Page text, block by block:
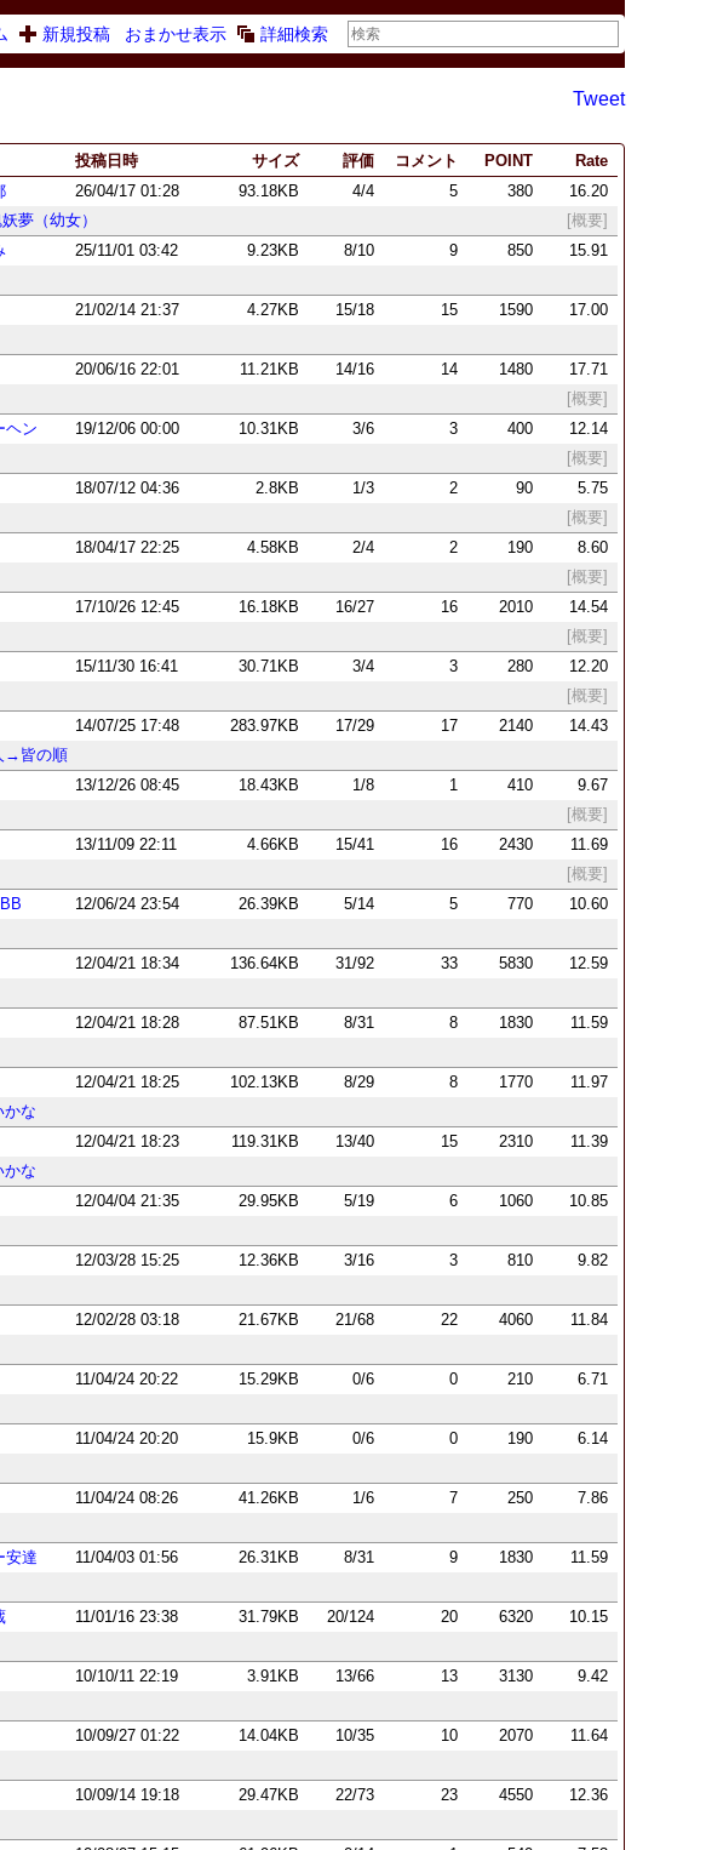
新規投稿 おまかせ表示 詳細検索
Tweet
投稿日時 サイズ 評価 コメント POINT
Rate
26/04/17 01:28 93.18KB 4/4 5 380
16.20
[概要]
夢（幼女）
25/11/01 03:42 9.23KB 8/10 9 850
15.91
21/02/14 21:37 4.27KB 15/18 15 1590
17.00
20/06/16 22:01 11.21KB 14/16 14 1480
17.71
[概要]
ヘン 19/12/06 00:00 10.31KB 3/6 3 400
12.14
[概要]
18/07/12 04:36 2.8KB 1/3 2 90
5.75
[概要]
18/04/17 22:25 4.58KB 2/4 2 190
8.60
[概要]
17/10/26 12:45 16.18KB 16/27 16 2010
14.54
[概要]
15/11/30 16:41 30.71KB 3/4 3 280
12.20
[概要]
14/07/25 17:48 283.97KB 17/29 17 2140
14.43
皆の順
13/12/26 08:45 18.43KB 1/8 1 410
9.67
[概要]
13/11/09 22:11 4.66KB 15/41 16 2430
11.69
[概要]
12/06/24 23:54 26.39KB 5/14 5 770
10.60
12/04/21 18:34 136.64KB 31/92 33 5830
12.59
12/04/21 18:28 87.51KB 8/31 8 1830
11.59
12/04/21 18:25 102.13KB 8/29 8 1770
11.97
かな
12/04/21 18:23 119.31KB 13/40 15 2310
11.39
かな
12/04/04 21:35 29.95KB 5/19 6 1060
10.85
12/03/28 15:25 12.36KB 3/16 3 810
9.82
12/02/28 03:18 21.67KB 21/68 22 4060
11.84
11/04/24 20:22 15.29KB 0/6 0 210
6.71
11/04/24 20:20 15.9KB 0/6 0 190
6.14
11/04/24 08:26 41.26KB 1/6 7 250
7.86
安達 11/04/03 01:56 26.31KB 8/31 9 1830
11.59
11/01/16 23:38 31.79KB 20/124 20 6320
10.15
10/10/11 22:19 3.91KB 13/66 13 3130
9.42
10/09/27 01:22 14.04KB 10/35 10 2070
11.64
10/09/14 19:18 29.47KB 22/73 23 4550
12.36